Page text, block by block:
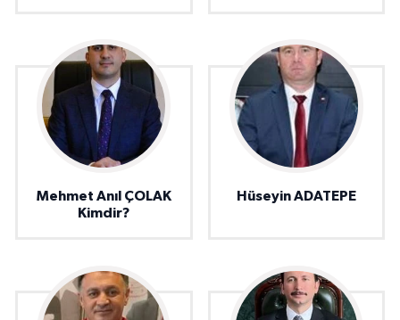
Mehmet Anıl ÇOLAK
Kimdir?
Hüseyin ADATEPE